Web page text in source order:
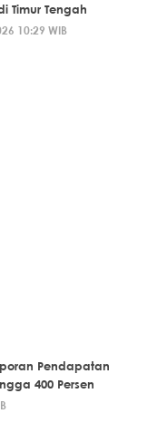
Timur Tengah
10:29 WIB
Pendapatan
400 Persen